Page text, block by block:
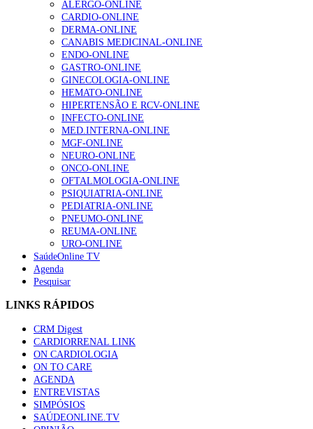
[/et_pb_text][/et_pb_column][/et_pb_row][/et_pb_section]
155 visualizações
1.º Episódio do Podcast “Frequência Cardio – Sintoniza-
te na Insuficiência Cardíaca” da Bayer
99 visualizações
“Os programas de rastreio do cancro do pulmão são
custo-efetivos e representam um investimento
sustentável para os sistemas de saúde”
88 visualizações
Quase quatro em cada dez doentes com enfarte
apresentavam níveis elevados de Lp(a), revela estudo
86 visualizações
mama triplo negativo metastático em doentes não
61 visualizações
ALERGO-ONLINE
CARDIO-ONLINE
DERMA-ONLINE
CANABIS MEDICINAL-ONLINE
ENDO-ONLINE
GASTRO-ONLINE
GINECOLOGIA-ONLINE
HEMATO-ONLINE
HIPERTENSÃO E RCV-ONLINE
INFECTO-ONLINE
MED.INTERNA-ONLINE
MGF-ONLINE
NEURO-ONLINE
ONCO-ONLINE
OFTALMOLOGIA-ONLINE
PSIQUIATRIA-ONLINE
PEDIATRIA-ONLINE
PNEUMO-ONLINE
REUMA-ONLINE
URO-ONLINE
SaúdeOnline TV
Agenda
Pesquisar
LINKS RÁPIDOS
CRM Digest
CARDIORRENAL LINK
ON CARDIOLOGIA
ON TO CARE
AGENDA
ENTREVISTAS
SIMPÓSIOS
SAÚDEONLINE.TV